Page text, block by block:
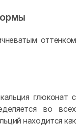
оттенком
глюконат с
во всех
находится как